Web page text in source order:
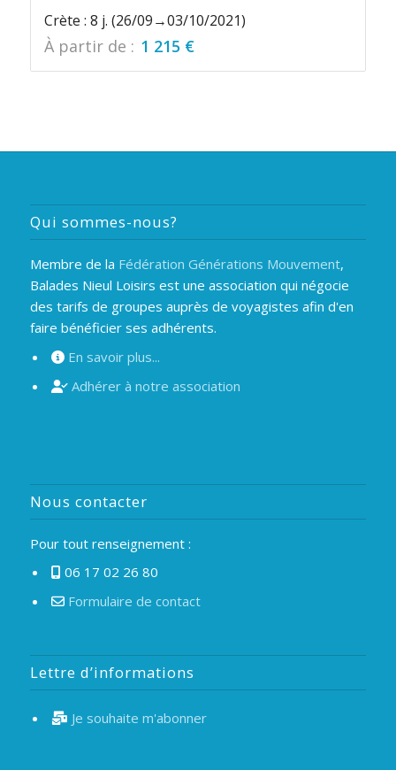
Crète : 8 j. (26/09→03/10/2021)
À partir de : 1 215 €
Qui sommes-nous?
Membre de la Fédération Générations Mouvement,
Balades Nieul Loisirs est une association qui négocie
des tarifs de groupes auprès de voyagistes afin d'en
faire bénéficier ses adhérents.
En savoir plus...
Adhérer à notre association
Nous contacter
Pour tout renseignement :
06 17 02 26 80
Formulaire de contact
Lettre d’informations
Je souhaite m'abonner